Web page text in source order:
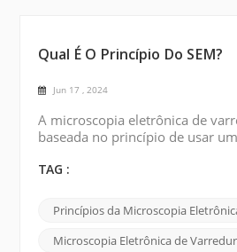
Qual É O Princípio Do SEM?
Jun 17 , 2024
A microscopia eletrônica de
baseada no princípio de usar
uma amostra e produzir uma
usando uma fonte de elétrons,
filamento de tungstênio
emissão de campo, para
TAG :
Princípios da Microscopia
Microscopia Eletrônica de